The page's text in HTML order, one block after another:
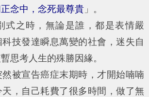
念中，念死最尊貴 」。
之時，無論是誰，都是表情嚴
技發達瞬息萬變的社會，迷失自
思考人生的殊勝因緣。
宣告癌症末期時，才開始喃喃
，自己耗費了很多時間，做了無